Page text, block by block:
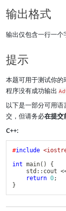
输出格式
输出仅包含一行一个
提示
本题可用于测试你的
程序没有成功输出
以下是一部分可用
交，但请务必在提交
C++:
#include
int main( )
{
    std
:: cout
return 0;
}